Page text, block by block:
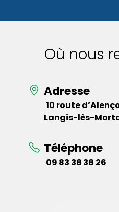
Où nous
Adresse
10 route
Langis-lès-
Téléphone
09 83 38 38 26